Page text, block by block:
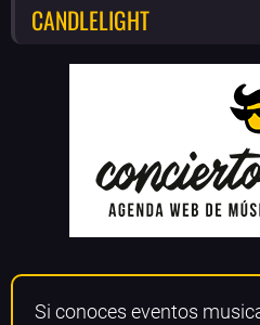
CANDLELIGHT
Si conoces eventos